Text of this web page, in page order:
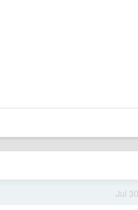
Jul 30